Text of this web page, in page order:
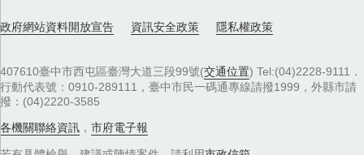
政府網站資料開放宣告 資訊安全政策 隱私權政策
407610臺中市西屯區臺灣大道三段99號(交通位置) Tel:(04)2228-9111．
行動代表號：0910-289111，臺中市民一碼通專線請撥1999，外縣市請
撥：(04)2220-3585
各機關聯絡資訊 ， 市府電子報